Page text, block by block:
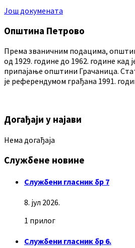
Још докумената
Општина Петрово
Према званичним подацима,
од 1929. године до 1962. године кад
припајање општини Грачаница.
је референдумом грађана 1991.
Догађаји у најави
Нема догађаја
Службене новине
Службени гласник бр 7
8. јул 2026.
1 прилог
Службени гласник бр 6.